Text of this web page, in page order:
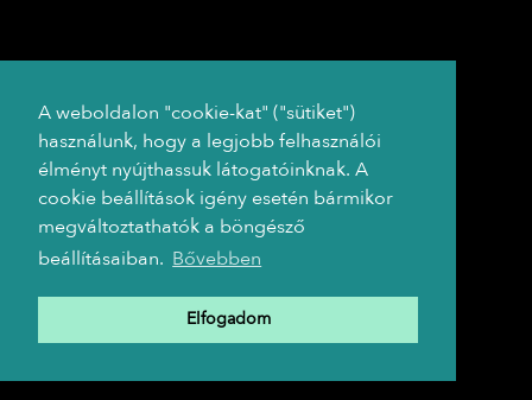
A weboldalon "cookie-kat" ("sütiket")
használunk, hogy a legjobb felhasználói
élményt nyújthassuk látogatóinknak. A
cookie beállítások igény esetén bármikor
megváltoztathatók a böngésző
beállításaiban. Bővebben
Elfogadom